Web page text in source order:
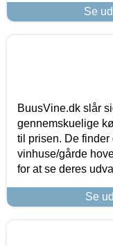
Se
BuusVine.dk slår
gennemskuelige
til prisen. De
vinhuse/gårde
for at se deres
Se